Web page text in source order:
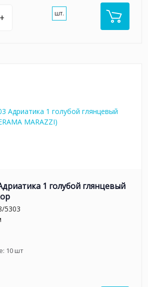
+ шт.
1 голубой глянцевый
5303
10шт